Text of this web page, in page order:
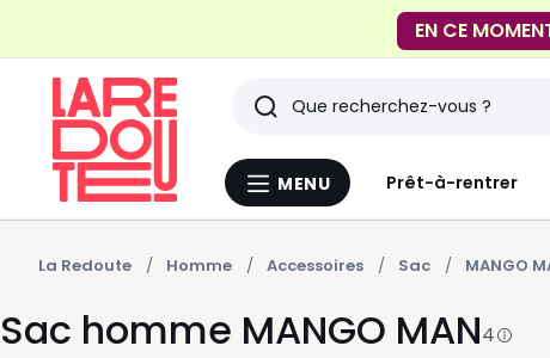
EN CE
FACILE !
Livraison en
Menu
MENU Prêt-à-rentrer
Rechercher
Derniers
articles
vus
La Redoute Homme Accessoires Sac MANGO
Sac homme MANGO MAN4